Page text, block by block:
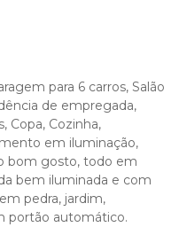
para 6 carros, Salão
de empregada,
Copa, Cozinha,
em iluminação,
bom gosto, todo em
bem iluminada e com
pedra, jardim,
portão automático.